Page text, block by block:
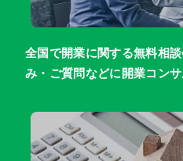
全国で開業に関する無料相
み・ご質問などに開業コン